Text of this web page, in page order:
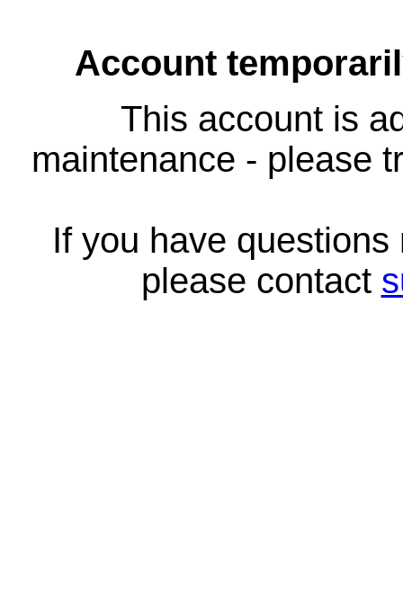
Account
This account is
maintenance - please
If you have
please contact